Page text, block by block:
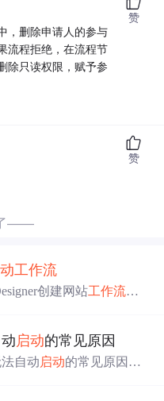
，删除申请人的参与
流程拒绝，在流程节
除只读权限，赋予参
赞
赞
——
工作流
创建网站工作流，
定时执行。
启动的常见原因
自动 启动的常见原因，